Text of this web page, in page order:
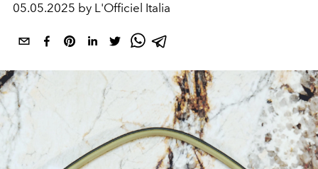
05.05.2025 by L'Officiel Italia